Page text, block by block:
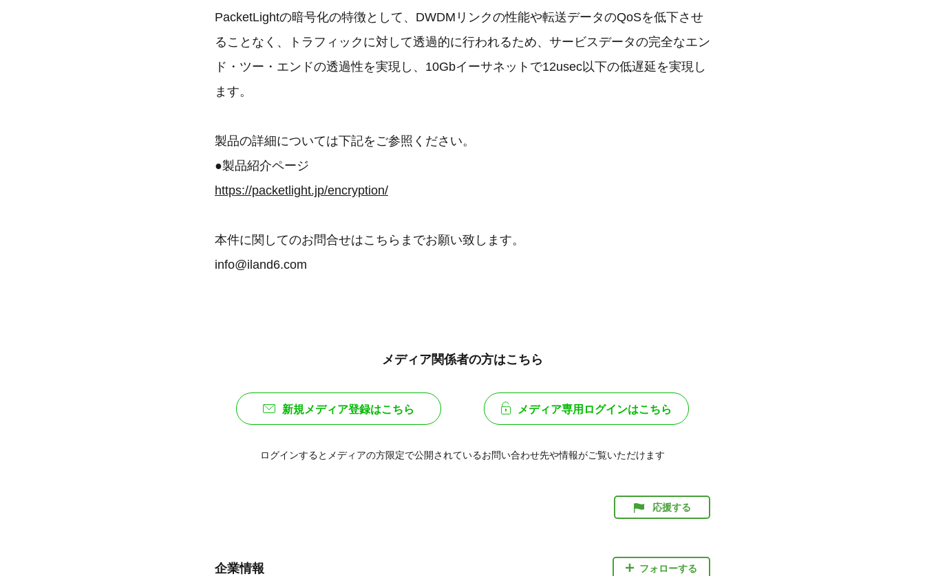
PacketLightの暗号化の特徴として、DWDMリンクの性能や転送データのQoSを低下させ
ることなく、トラフィックに対して透過的に行われるため、サービスデータの完全なエン
ド・ツー・エンドの透過性を実現し、10Gbイーサネットで12usec以下の低遅延を実現し
ます。
製品の詳細については下記をご参照ください。
●製品紹介ページ
https://packetlight.jp/encryption/
本件に関してのお問合せはこちらまでお願い致します。
info@iland6.com
メディア関係者の方はこちら
新規メディア登録はこちら メディア専用ログインはこちら
ログインするとメディアの方限定で公開されているお問い合わせ先や情報がご覧いただけます
応援する
企業情報 フォローする